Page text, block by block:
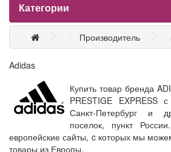
Категории
Производитель
Adidas
Купить товар бренда
PRESTIGE EXPRESS
Санкт-Петербург и
поселок, пункт
европейские сайты, c которых мы
товары из Европы.